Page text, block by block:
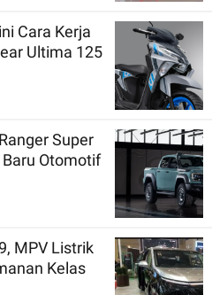
Cara Kerja
Ultima 125
Super
Otomotif
MPV Listrik
Kelas